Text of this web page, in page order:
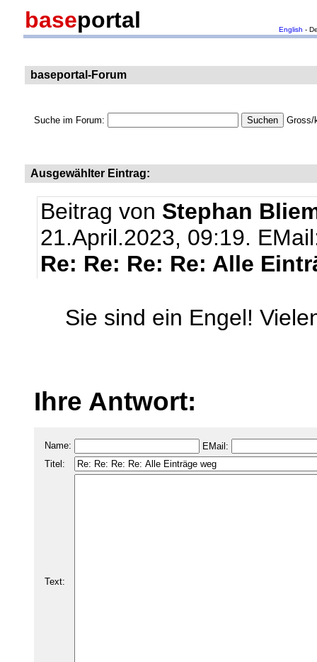
baseportal English -
baseportal-Forum
Suche im Forum: Gross/
Ausgewählter Eintrag:
Beitrag von Stephan
21.April.2023, 09:19.
Re: Re: Re: Re: Alle
Sie sind ein Engel!
Ihre Antwort:
Name:
EMail:
Titel:
Text: